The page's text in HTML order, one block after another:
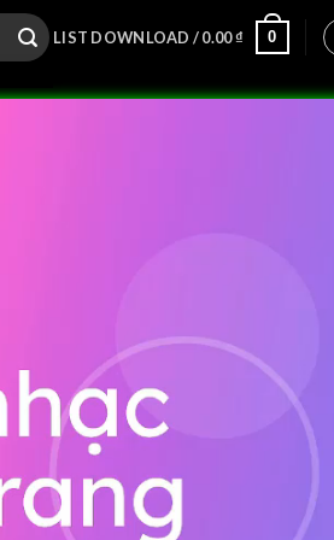
LIST DOWNLOAD /0.00₫ 0